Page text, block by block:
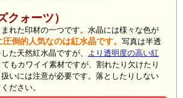
クォーツ）
れた印材の一つです。水晶には様々な色が
圧倒的人気なのは紅水晶です。 写真は半透
た天然紅水晶ですが、 より透明度の高い紅
もカワイイ素材ですが、割れたり欠けたり
いには注意が必要です。落としたりしない
ださい。